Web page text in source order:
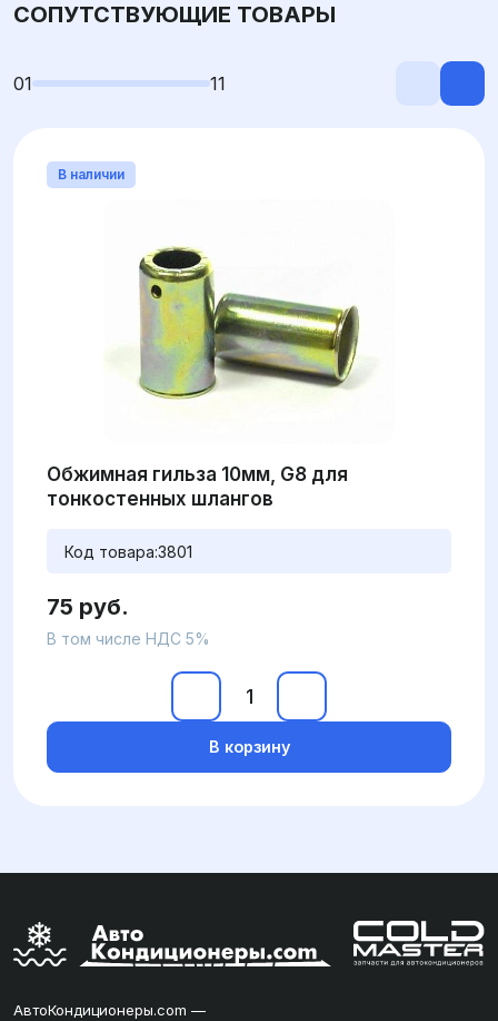
СОПУТСТВУЮЩИЕ ТОВАРЫ
01 11
В наличии
Обжимная гильза 10мм, G8 для
тонкостенных шлангов
Код товара:3801
75 руб.
В том числе НДС 5%
В корзину
АвтоКондиционеры.com —